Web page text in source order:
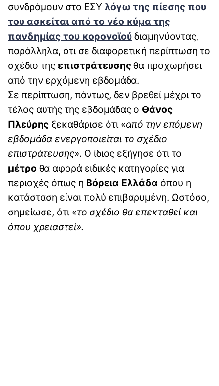
συνδράμουν στο ΕΣΥ λόγω της πίεσης που
του ασκείται από το νέο κύμα της
πανδημίας του κορονοϊού διαμηνύοντας,
παράλληλα, ότι σε διαφορετική περίπτωση το
σχέδιο της επιστράτευσης θα προχωρήσει
από την ερχόμενη εβδομάδα.
Σε περίπτωση, πάντως, δεν βρεθεί μέχρι το
τέλος αυτής της εβδομάδας ο Θάνος
Πλεύρης ξεκαθάρισε ότι «από την επόμενη
εβδομάδα ενεργοποιείται το σχέδιο
επιστράτευσης». Ο ίδιος εξήγησε ότι το
μέτρο θα αφορά ειδικές κατηγορίες για
περιοχές όπως η Βόρεια Ελλάδα όπου η
κατάσταση είναι πολύ επιβαρυμένη. Ωστόσο,
σημείωσε, ότι «το σχέδιο θα επεκταθεί και
όπου χρειαστεί».